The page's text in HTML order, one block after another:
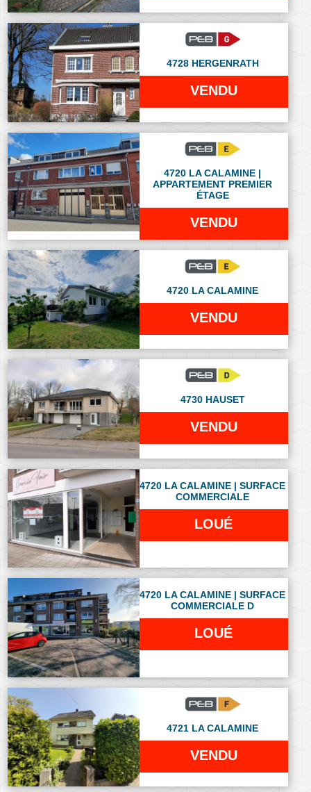
4728 HERGENRATH
VENDU
4720 LA CALAMINE |
APPARTEMENT PREMIER
ÉTAGE
VENDU
4720 LA CALAMINE
VENDU
4730 HAUSET
VENDU
4720 LA CALAMINE | SURFACE
COMMERCIALE
LOUÉ
4720 LA CALAMINE | SURFACE
COMMERCIALE D
LOUÉ
4721 LA CALAMINE
VENDU